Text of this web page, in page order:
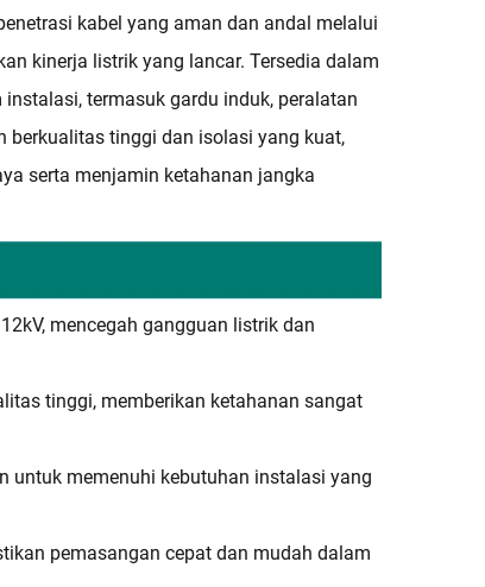
kabel yang aman dan andal melalui
kinerja listrik yang lancar. Tersedia dalam
termasuk gardu induk, peralatan
berkualitas tinggi dan isolasi yang kuat,
serta menjamin ketahanan jangka
mencegah gangguan listrik dan
tinggi, memberikan ketahanan sangat
untuk memenuhi kebutuhan instalasi yang
pemasangan cepat dan mudah dalam